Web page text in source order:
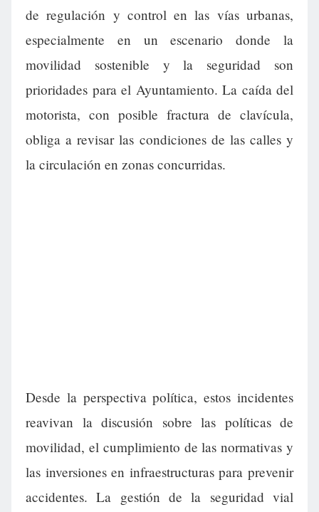
de regulación y control en las vías urbanas,
especialmente en un escenario donde la
movilidad sostenible y la seguridad son
prioridades para el Ayuntamiento. La caída del
motorista, con posible fractura de clavícula,
obliga a revisar las condiciones de las calles y
la circulación en zonas concurridas.
Desde la perspectiva política, estos incidentes
reavivan la discusión sobre las políticas de
movilidad, el cumplimiento de las normativas y
las inversiones en infraestructuras para prevenir
accidentes. La gestión de la seguridad vial